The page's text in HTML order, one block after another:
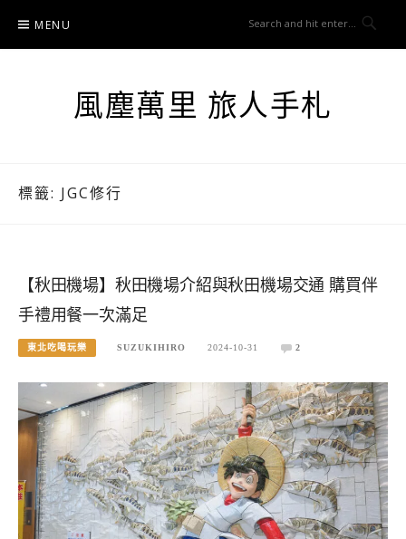
content
MENU
風塵萬里 旅人手札
標籤: JGC修行
【秋田機場】秋田機場介紹與秋田機場交通 購買伴
手禮用餐一次滿足
東北吃喝玩樂 SUZUKIHIRO 2024-10-31 2